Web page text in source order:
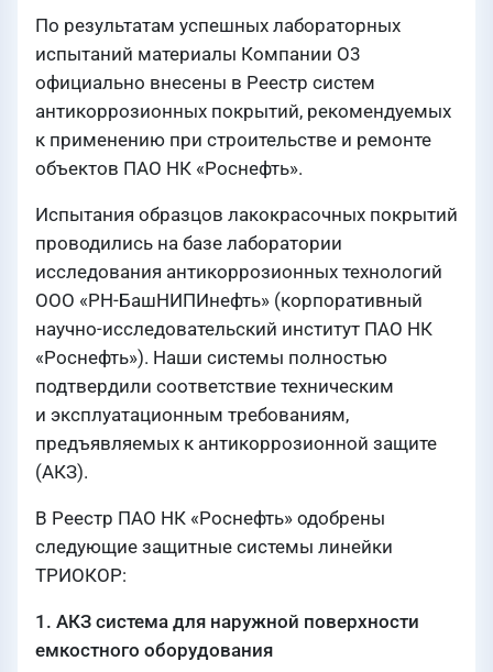
По результатам успешных лабораторных
испытаний материалы Компании О3
официально внесены в Реестр систем
антикоррозионных покрытий, рекомендуемых
к применению при строительстве и ремонте
объектов ПАО НК «Роснефть».
Испытания образцов лакокрасочных покрытий
проводились на базе лаборатории
исследования антикоррозионных технологий
ООО «РН-БашНИПИнефть» (корпоративный
научно-исследовательский институт ПАО НК
«Роснефть»). Наши системы полностью
подтвердили соответствие техническим
и эксплуатационным требованиям,
предъявляемых к антикоррозионной защите
(АКЗ).
В Реестр ПАО НК «Роснефть» одобрены
следующие защитные системы линейки
ТРИОКОР:
1. АКЗ система для наружной поверхности
емкостного оборудования